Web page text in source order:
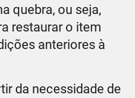
quebra, ou seja,
restaurar o item
anteriores à
da necessidade de